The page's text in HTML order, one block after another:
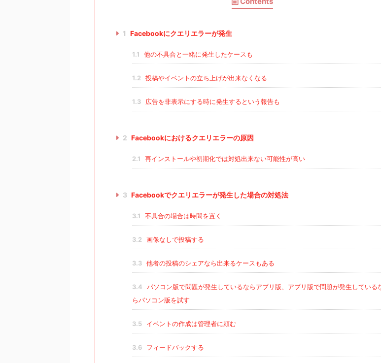
1 Facebookにクエリエラーが発生
1.1 他の不具合と一緒に発生したケースも
1.2 投稿やイベントの立ち上げが出来なくなる
1.3 広告を非表示にする時に発生するという報告も
2 Facebookにおけるクエリエラーの原因
2.1 再インストールや初期化では対処出来ない可能性が高い
3 Facebookでクエリエラーが発生した場合の対処法
3.1 不具合の場合は時間を置く
3.2 画像なしで投稿する
3.3 他者の投稿のシェアなら出来るケースもある
3.4
パソコン版で問題が発生しているならアプリ版、アプリ版で問題が発生している
らパソコン版を試す
3.5 イベントの作成は管理者に頼む
3.6 フィードバックする